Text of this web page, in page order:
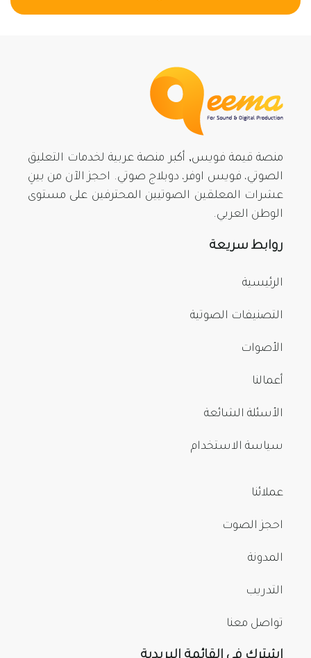
منصة قيمة فويس, أكبر منصة عربية لخدمات التعليق
الصوتي، فويس اوفر، دوبلاج صوتي. احجز الآن من بينِ
عشرات المعلقين الصوتيين المحترفين على مستوى
الوطن العربي.
روابط سريعة
الرئيسية
التصنيفات الصوتية
الأصوات
أعمالنا
الأسئلة الشائعة
سياسة الاستخدام
عملائنا
احجز الصوت
المدونة
التدريب
تواصل معنا